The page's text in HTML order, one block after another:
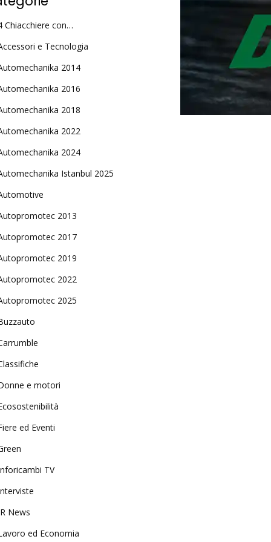
Chiacchiere con…
e Tecnologia
2014
2016
2018
2022
2024
Istanbul 2025
2013
2017
2019
2022
2025
e motori
ed Eventi
TV
News
ed Economia